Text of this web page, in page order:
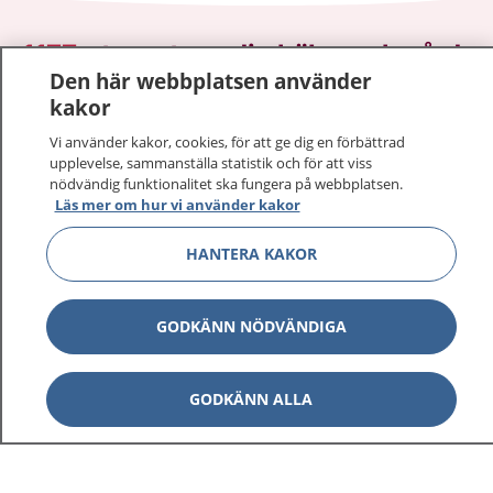
1177–tryggt om din hälsa och vård
På 1177.se får du råd om hälsa och information om
sjukdomar och vilka mottagningar du kan kontakta.
Logga in för att läsa din journal och göra dina
vårdärenden. Ring telefonnummer 1177 för
sjukvårdsrådgivning dygnet runt.
1177 ger dig råd när du vill må bättre.
1177 på flera språk Visa
Om 1177 Visa
Den här webbplatsen använder
kakor
Vi använder kakor, cookies, för att ge dig en förbättrad
upplevelse, sammanställa statistik och för att viss
nödvändig funktionalitet ska fungera på webbplatsen.
Läs mer om hur vi använder kakor
HANTERA KAKOR
GODKÄNN NÖDVÄNDIGA
GODKÄNN ALLA